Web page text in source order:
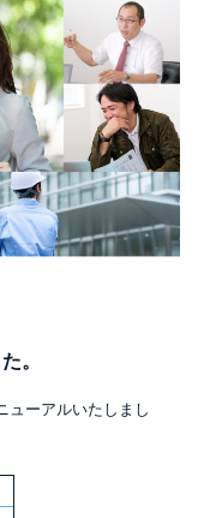
。
ューアルいたしまし